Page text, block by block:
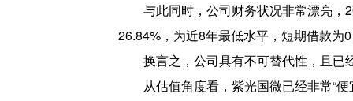
与此同时，公司财务状况非常漂亮
26.84%，为近8年最低水平，短期借款为
换言之，公司具有不可替代性，且已
从估值角度看，紫光国微已经非常“便